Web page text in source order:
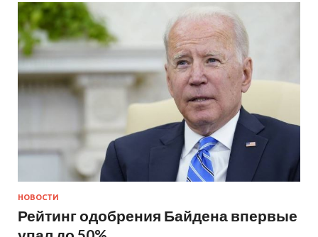
НОВОСТИ
Рейтинг одобрения Байдена впервые